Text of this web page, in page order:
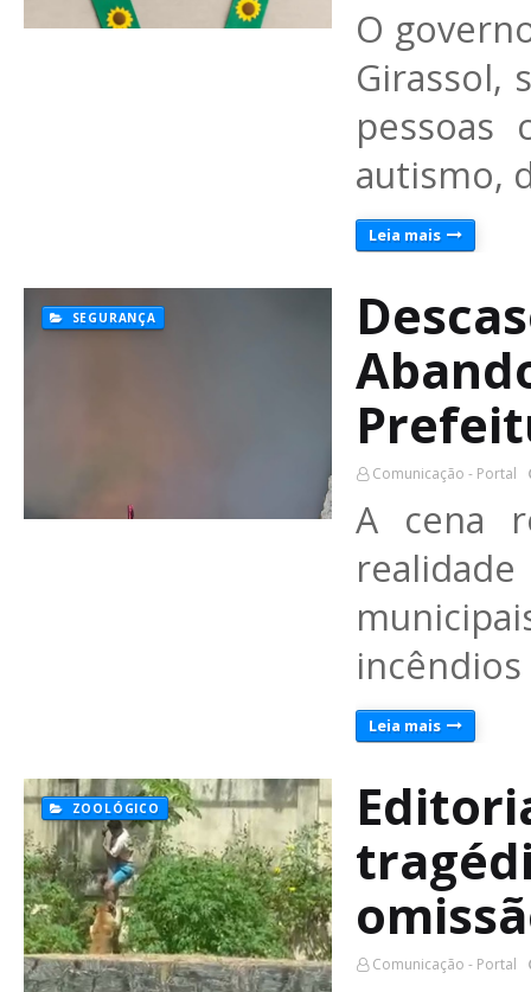
O
Girassol,
pessoas
autismo,
Leia mais
SEGURANÇA
Comunicação - Portal
A cena
Leia mais
ZOOLÓGICO
Comunicação - Portal